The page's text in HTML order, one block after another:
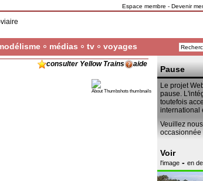
Espace membre - Devenir
médias tv voyages
aide
consulter Yellow Trains
About Thumbshots thumbnails
Pause
Le projet
pause.
toutefois
international
Veuillez
occasionnée
Voir
l'image- en